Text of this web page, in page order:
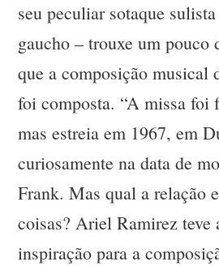
seu peculiar sotaque
gaucho – trouxe um pouco
que a composição
foi composta. “A missa foi
mas estreia em 1967, em
curiosamente na data de
Frank. Mas qual a relação
coisas? Ariel Ramirez teve
inspiração para a